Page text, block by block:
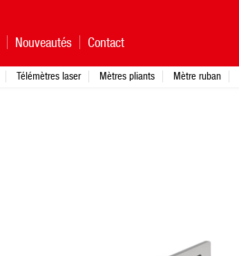
Nouveautés Contact
Télémètres laser Mètres pliants Mètre ruban